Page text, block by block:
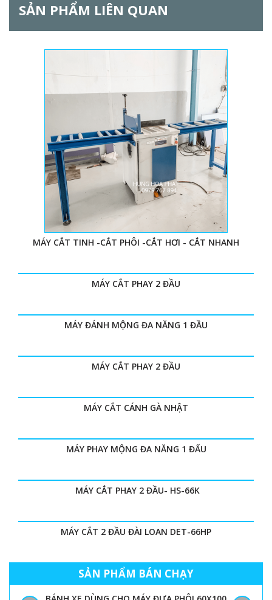
SẢN PHẨM LIÊN QUAN
MÁY CẮT TINH -CẮT PHÔI -CẮT HƠI - CẮT NHANH
MÁY CẮT PHAY 2 ĐẦU
MÁY ĐÁNH MỘNG ĐA NĂNG 1 ĐẦU
MÁY CẮT PHAY 2 ĐẦU
MÁY CẮT CÁNH GÀ NHẬT
MÁY PHAY MỘNG ĐA NĂNG 1 ĐẤU
MÁY CẮT PHAY 2 ĐẦU- HS-66K
MÁY CẮT 2 ĐẦU ĐÀI LOAN DET-66HP
SẢN PHẨM BÁN CHẠY